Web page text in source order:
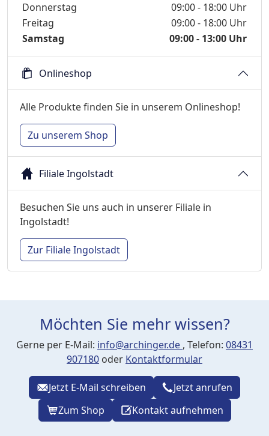
Donnerstag
09:00 - 18:00 Uhr
Freitag
09:00 - 18:00 Uhr
Samstag
09:00 - 13:00 Uhr
Onlineshop
Alle Produkte finden Sie in unserem Onlineshop!
Zu unserem Shop
Filiale Ingolstadt
Besuchen Sie uns auch in unserer Filiale in
Ingolstadt!
Zur Filiale Ingolstadt
Möchten Sie mehr wissen?
Gerne per E-Mail: info@archinger.de , Telefon: 08431
907180 oder Kontaktformular
Jetzt E-Mail schreiben
Jetzt anrufen
Zum Shop
Kontakt aufnehmen